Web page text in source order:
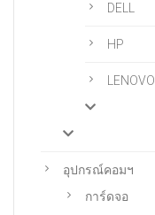
DELL
HP
LENOVO
อุปกรณ์คอมฯ
การ์ดจอ